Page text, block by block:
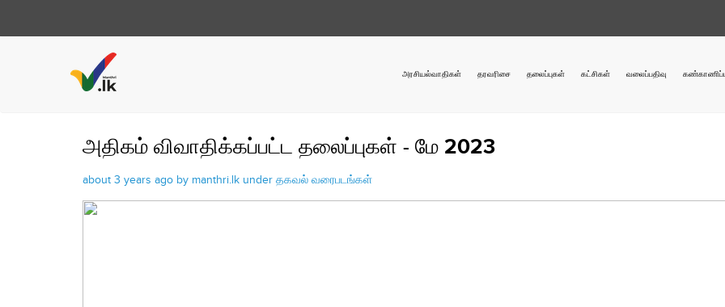
அரசியல்வாதிகள் தரவரிசை தலைப்புகள் கட்சிகள் வலைப்பதிவு
அதிகம் விவாதிக்கப்பட்ட தலைப்புகள் - மே 2023
about 3 years ago by manthri.lk under தகவல் வரைபடங்கள்